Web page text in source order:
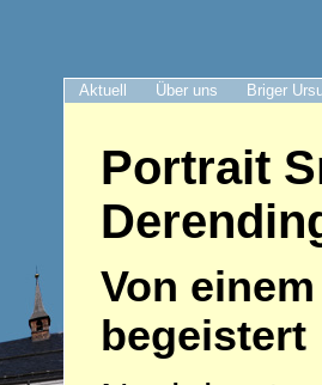
Aktuell Über uns Briger
Portrait
Von
begeistert